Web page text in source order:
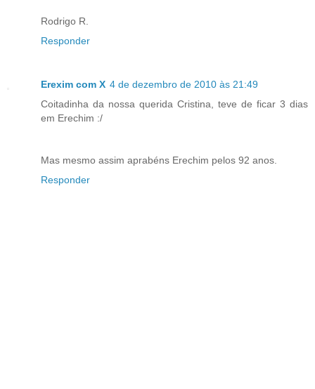
Rodrigo R.
Responder
Erexim com X 4 de dezembro de 2010 às 21:49
Coitadinha da nossa querida Cristina, teve de ficar 3 dias
em Erechim :/
Mas mesmo assim aprabéns Erechim pelos 92 anos.
Responder